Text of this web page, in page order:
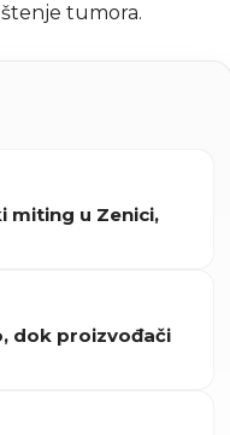
tumora.
miting u Zenici,
dok proizvođači